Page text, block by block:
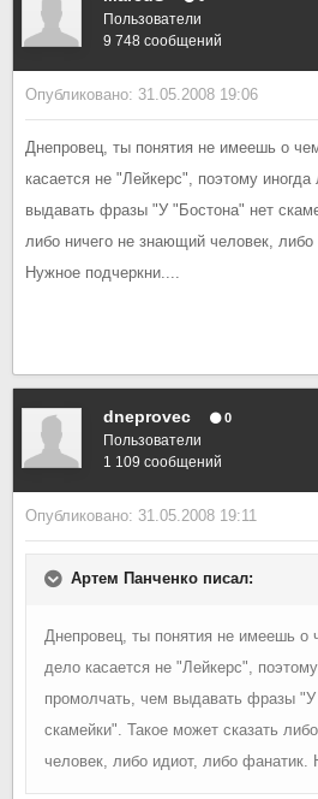
Пользователи
9 748 сообщений
Опубликовано: 31.05.2008 19:06
Днепровец, ты понятия не имеешь о
касается не "Лейкерс", поэтому
выдавать фразы "У "Бостона" нет
либо ничего не знающий человек,
Нужное подчеркни....
dneprovec 0
Пользователи
1 109 сообщений
Опубликовано: 31.05.2008 19:11
Артем Панченко писал:
Днепровец, ты понятия не имеешь о
дело касается не "Лейкерс",
промолчать, чем выдавать фразы "У
скамейки". Такое может сказать
человек, либо идиот, либо фанатик.